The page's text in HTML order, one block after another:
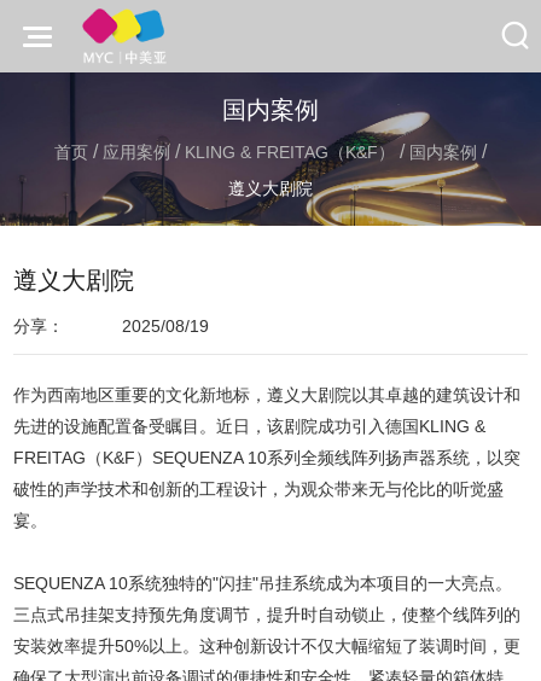
国内案例
首页 / 应用案例 / KLING & FREITAG（K&F） / 国内案例 /
遵义大剧院
遵义大剧院
分享： 2025/08/19
作为西南地区重要的文化新地标，遵义大剧院以其卓越的建筑设计和
先进的设施配置备受瞩目。近日，该剧院成功引入德国KLING &
FREITAG（K&F）SEQUENZA 10系列全频线阵列扬声器系统，以突
破性的声学技术和创新的工程设计，为观众带来无与伦比的听觉盛
宴。
SEQUENZA 10系统独特的"闪挂"吊挂系统成为本项目的一大亮点。
三点式吊挂架支持预先角度调节，提升时自动锁止，使整个线阵列的
安装效率提升50%以上。这种创新设计不仅大幅缩短了装调时间，更
确保了大型演出前设备调试的便捷性和安全性。紧凑轻量的箱体特